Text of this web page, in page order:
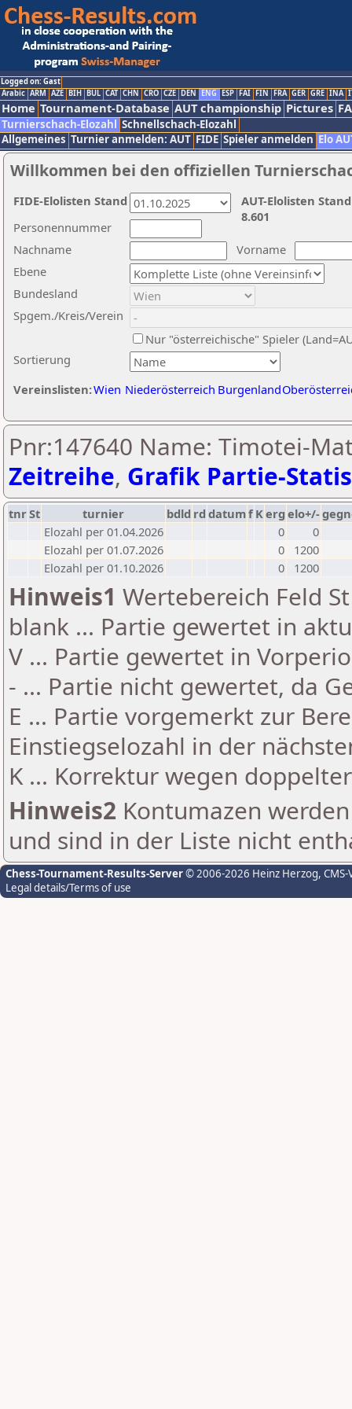
Logged on: Gast
Arabic ARM AZE BIH BUL CAT CHN CRO CZE DEN ENG ESP FAI FIN FRA GER GRE INA
Home Tournament-Database AUT championship Pictures
Turnierschach-Elozahl Schnellschach-Elozahl
Allgemeines Turnier anmelden: AUT FIDE Spieler anmelden Elo
Willkommen bei den offiziellen
Nachname
Vorname
Ebene
Sortierung
Personennummer
Bundesland
Spgem./Kreis/Verein
Nur "österreichische" Spieler
Vereinslisten:Wien Niederösterreich Burgenland
AUT-Elolisten
8.601
FIDE-Elolisten Stand
Pnr:147640 Name: Timotei-
Zeitreihe, Grafik Partie-
tnrSt turnier bdld rd datumf Kerg elo+/-
Elozahl per 01.04.2026
0
0
Elozahl per 01.07.2026
0
1200
Elozahl per 01.10.2026
0 1200
Hinweis1 Wertebereich Feld
blank ... Partie gewertet in
V ... Partie gewertet in
- ... Partie nicht gewertet, da
E ... Partie vorgemerkt zur
Einstiegselozahl in der
K ... Korrektur wegen
Hinweis2 Kontumazen
und sind in der Liste nicht
Chess-Tournament-Results-Server© 2006-2026 Heinz Herzog,
Legal details/Terms of use